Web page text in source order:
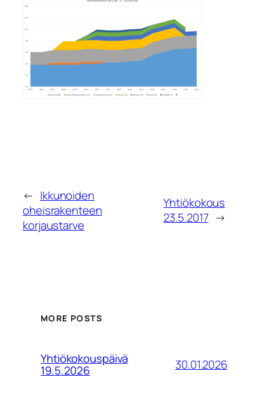
← Ikkunoiden
oheisrakenteen
korjaustarve
Yhtiökokous
23.5.2017 →
MORE POSTS
Yhtiökokouspäivä
19.5.2026 30.01.2026